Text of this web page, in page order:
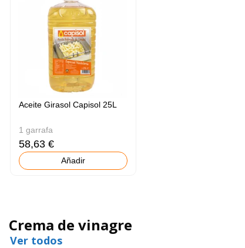
Aceite Girasol Capisol 25L
1 garrafa
58,63 €
Añadir
Crema de vinagre
Ver todos